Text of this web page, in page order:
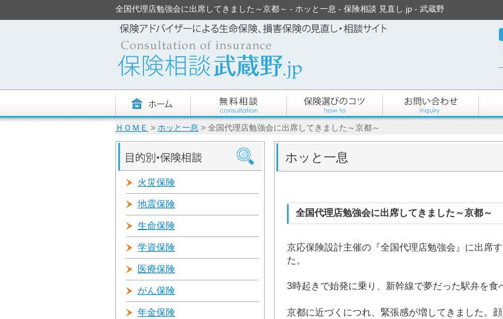
全国代理店勉強会に出席してきました～京都～ - ホッと一息 - 保険相談 見直し.jp - 武蔵野
ＨＯＭＥ > ホッと一息 > 全国代理店勉強会に出席してきました～京都～
ホッと一息
全国代理店勉強会に出席してきました～京都～
京応保険設計主催の『全国代理店勉強会』に出席
た。
3時起きで始発に乗り、新幹線で夢だった駅弁を食
京都に近づくにつれ、緊張感が増してきました。
火災保険
地震保険
生命保険
学資保険
医療保険
がん保険
年金保険